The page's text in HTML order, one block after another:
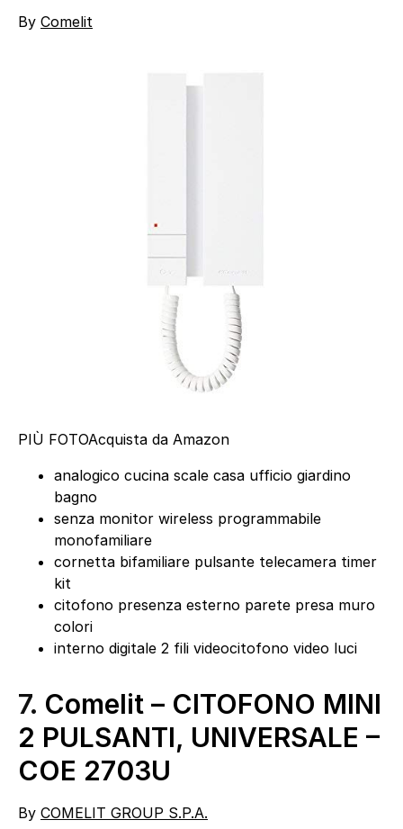
By Comelit
PIÙ FOTOAcquista da Amazon
analogico cucina scale casa ufficio giardino
bagno
senza monitor wireless programmabile
monofamiliare
cornetta bifamiliare pulsante telecamera timer
kit
citofono presenza esterno parete presa muro
colori
interno digitale 2 fili videocitofono video luci
7. Comelit – CITOFONO MINI
2 PULSANTI, UNIVERSALE –
COE 2703U
By COMELIT GROUP S.P.A.